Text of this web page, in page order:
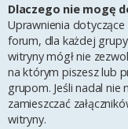
Dlaczego nie mogę
Uprawnienia dotyczące
forum, dla każdej
witryny mógł nie
na którym piszesz lub
grupom. Jeśli nadal nie
zamieszczać
witryny.